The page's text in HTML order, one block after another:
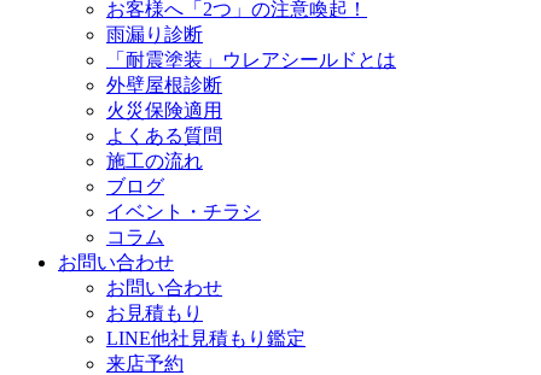
お客様へ「2つ」の注意喚起！
雨漏り診断
「耐震塗装」ウレアシールドとは
外壁屋根診断
火災保険適用
よくある質問
施工の流れ
ブログ
イベント・チラシ
コラム
お問い合わせ
お問い合わせ
お見積もり
LINE他社見積もり鑑定
来店予約